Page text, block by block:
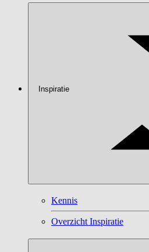
Inspiratie
Kennis
Overzicht Inspiratie